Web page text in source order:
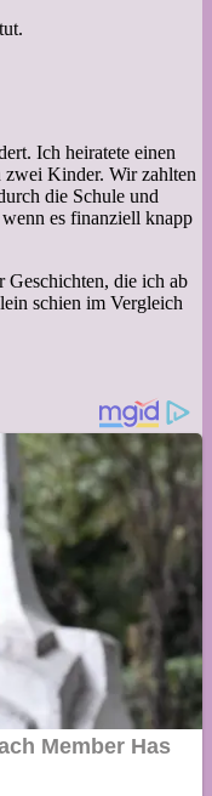
Ich heiratete einen
zwei Kinder. Wir zahlten
die Schule und
es finanziell knapp
Geschichten, die ich ab
schien im Vergleich